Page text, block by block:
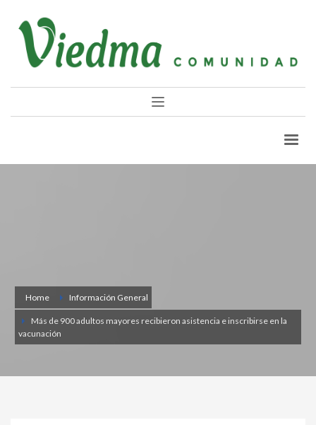
Home Información General
Más de 900 adultos mayores recibieron asistencia e inscribirse en la
vacunación